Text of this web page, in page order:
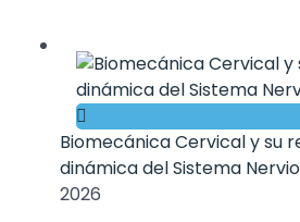
Biomecánica Cervical y su
dinámica del Sistema
2026